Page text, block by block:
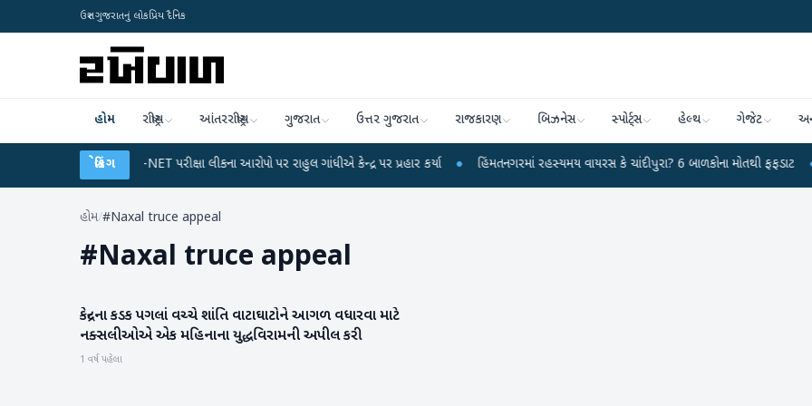
ઉત્તર ગુજરાતનું લોકપ્રિય દૈનિક
હોમ રાષ્ટ્રીય આંતરરાષ્ટ્રીય ગુજરાત ઉત્તર ગુજરાત રાજકારણ બિઝનેસ સ્પોર્ટ્સ હેલ્થ ગેજેટ
બ્રેકિંગ
UGC-NET પરીક્ષા લીકના આરોપો પર રાહુલ ગાંધીએ કેન્દ્ર પર પ્રહાર કર્યા ● હિંમતનગરમાં રહસ્યમય વાયરસ કે ચાંદીપુરા? 6 બાળકોના મોતથી ફફડાટ ●
હોમ/#Naxal truce appeal
#Naxal truce appeal
રાષ્ટ્રીય
કેન્દ્રના કડક પગલાં વચ્ચે શાંતિ વાટાઘાટોને આગળ વધારવા માટે
નક્સલીઓએ એક મહિનાના યુદ્ધવિરામની અપીલ કરી
1 વર્ષ પહેલા